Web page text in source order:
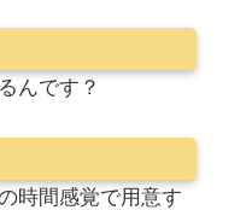
んです？
時間感覚で用意す